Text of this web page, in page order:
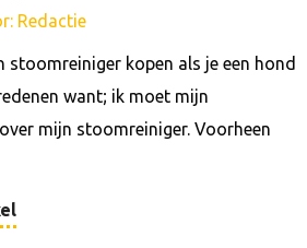
Redactie
stoomreiniger kopen als je een hond
want; ik moet mijn
mijn stoomreiniger. Voorheen